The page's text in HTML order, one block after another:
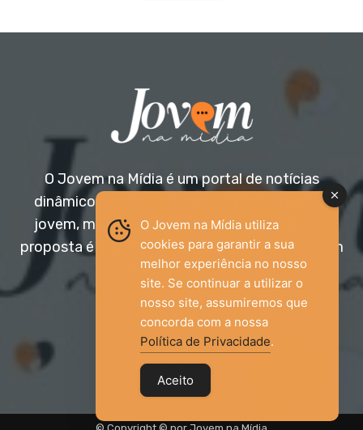
O Jovem na Mídia é um portal de notícias
dinâmico e acessível, voltado para o público
jovem, mas aberto a todas as idades. Nossa
proposta é trazer informação relevante com um
olhar diferenciado.
Entre em contato:
jovemnamidia2017@gmail.com
O Jovem na Mídia utiliza
cookies para garantir a sua
melhor experiência no nosso
site. Se continuar a utilizar o
nosso site, assumiremos que
concorda com a nossa
Política de Privacidade.
Aceito